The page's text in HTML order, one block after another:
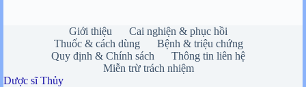
Giới thiệu
Cai nghiện & phục hồi
Thuốc & cách dùng
Bệnh & triệu chứng
Quy định & Chính sách
Thông tin liên hệ
Miễn trừ trách nhiệm
Dược sĩ Thủy